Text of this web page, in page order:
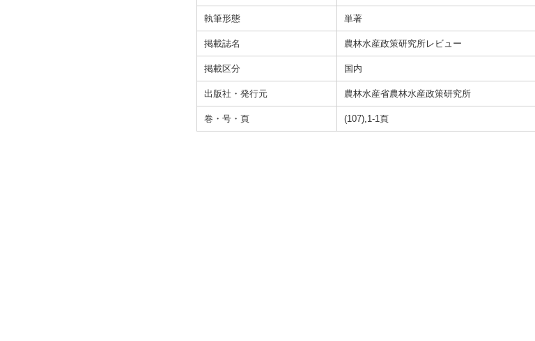
執筆形態 単著
掲載誌名 農林水産政策研究所レビュー
掲載区分 国内
出版社・発行元 農林水産省農林水産政策研究所
巻・号・頁 (107),1-1頁